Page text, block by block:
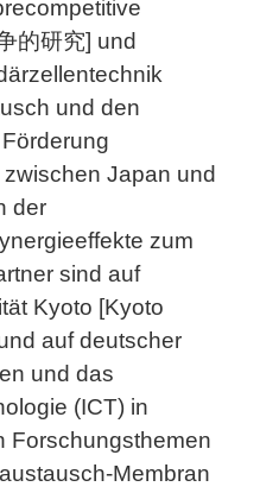
的研究] und
und den
Japan und
der
zum
sind auf
Kyoto [Kyoto
auf deutscher
und das
(ICT) in
Forschungsthemen
Membran